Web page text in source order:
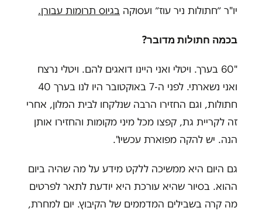
יו"ר ״חתולות ניר עוז״ ועסוקה בגיוס תרומות עבורן.
בכמה חתולות מדובר?
"60 בערך. ויטלי ואני היינו דואגים להם. ויטלי נרצח
ואני נשארתי. לפני ה-7 באוקטובר היו לנו בערך 40
חתולות, וגם החזירו הרבה שנלקחו לבית המלון, אחרי
זה לקריית גת, קפצו מכל מיני מקומות והחזירו אותן
הנה. יש להקה מפוארת עכשיו".
גם היום היא ממשיכה ללקט מידע על מה שהיה ביום
ההוא. בסיור שהיא עורכת היא יודעת לתאר לפרטים
מה קרה בשבילים המדממים של הקיבוץ. יום למחרת,